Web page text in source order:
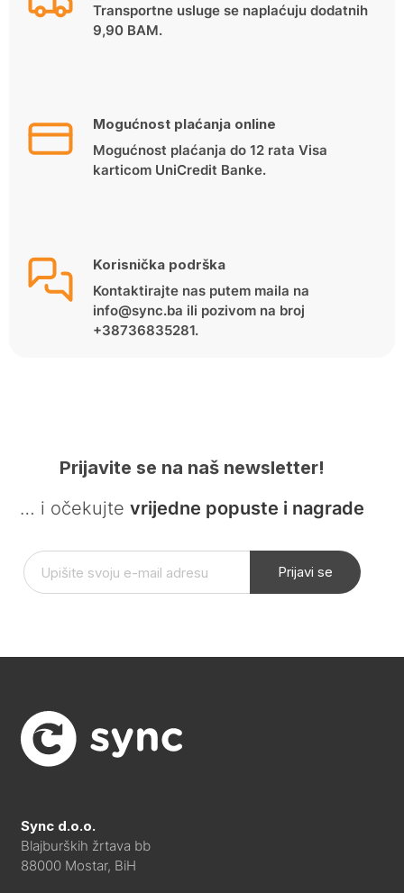
Transportne usluge se naplaćuju dodatnih
9,90 BAM.
Mogućnost plaćanja online
Mogućnost plaćanja do 12 rata Visa
karticom UniCredit Banke.
Korisnička podrška
Kontaktirajte nas putem maila na
info@sync.ba ili pozivom na broj
+38736835281.
Prijavite se na naš newsletter!
… i očekujte vrijedne popuste i nagrade
Prijavi se
Sync d.o.o.
Blajburških žrtava bb
88000 Mostar, BiH